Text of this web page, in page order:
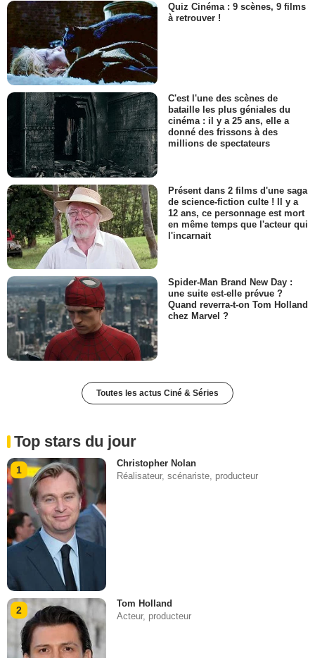
Quiz Cinéma : 9 scènes, 9 films
à retrouver !
C'est l'une des scènes de
bataille les plus géniales du
cinéma : il y a 25 ans, elle a
donné des frissons à des
millions de spectateurs
Présent dans 2 films d'une saga
de science-fiction culte ! Il y a
12 ans, ce personnage est mort
en même temps que l'acteur qui
l'incarnait
Spider-Man Brand New Day :
une suite est-elle prévue ?
Quand reverra-t-on Tom Holland
chez Marvel ?
Toutes les actus Ciné & Séries
Top stars du jour
1
Christopher Nolan
Réalisateur, scénariste, producteur
2
Tom Holland
Acteur, producteur